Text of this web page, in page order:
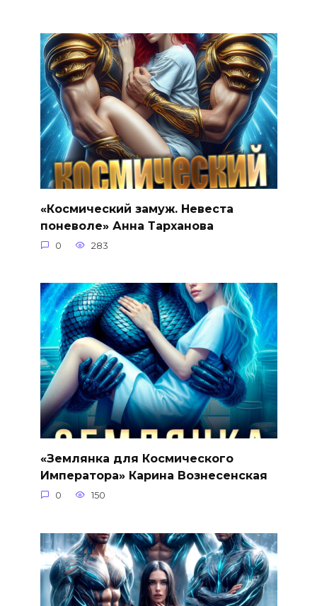
«Космический замуж. Невеста
поневоле» Анна Тарханова
0 283
«Землянка для Космического
Императора» Карина Вознесенская
0 150